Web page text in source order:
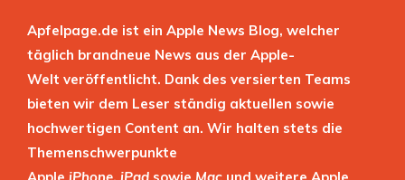
Apfelpage.de ist ein Apple News Blog, welcher
täglich brandneue News aus der Apple-
Welt veröffentlicht. Dank des versierten Teams
bieten wir dem Leser ständig aktuellen sowie
hochwertigen Content an. Wir halten stets die
Themenschwerpunkte